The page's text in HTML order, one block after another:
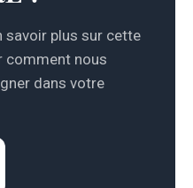
savoir plus sur cette
comment nous
dans votre